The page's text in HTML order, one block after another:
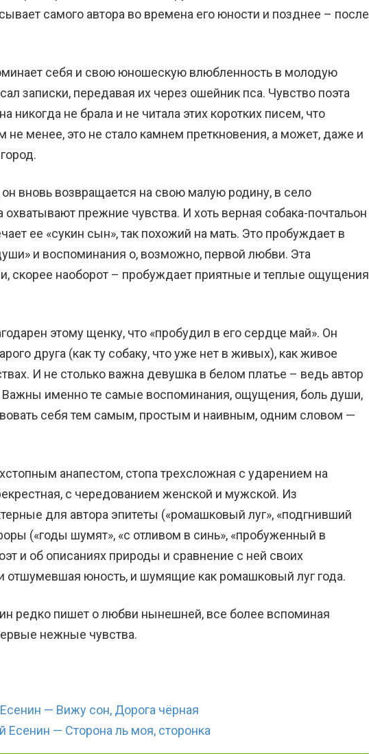
самого автора во времена его юности и позднее – после
себя и свою юношескую влюбленность в молодую
записки, передавая их через ошейник пса. Чувство поэта
никогда не брала и не читала этих коротких писем, что
не менее, это не стало камнем преткновения, а может, даже и
вновь возвращается на свою малую родину, в село
охватывают прежние чувства. И хоть верная собака-почтальон
ее «сукин сын», так похожий на мать. Это пробуждает в
и воспоминания о, возможно, первой любви. Эта
скорее наоборот – пробуждает приятные и теплые ощущения
этому щенку, что «пробудил в его сердце май». Он
друга (как ту собаку, что уже нет в живых), как живое
И не столько важна девушка в белом платье – ведь автор
Важны именно те самые воспоминания, ощущения, боль души,
себя тем самым, простым и наивным, одним словом —
анапестом, стопа трехсложная с ударением на
с чередованием женской и мужской. Из
для автора эпитеты («ромашковый луг», «подгнивший
(«годы шумят», «с отливом в синь», «пробуженный в
и об описаниях природы и сравнение с ней своих
отшумевшая юность, и шумящие как ромашковый луг года.
редко пишет о любви нынешней, все более вспоминая
нежные чувства.
— Вижу сон, Дорога чёрная
Есенин — Сторона ль моя, сторонка